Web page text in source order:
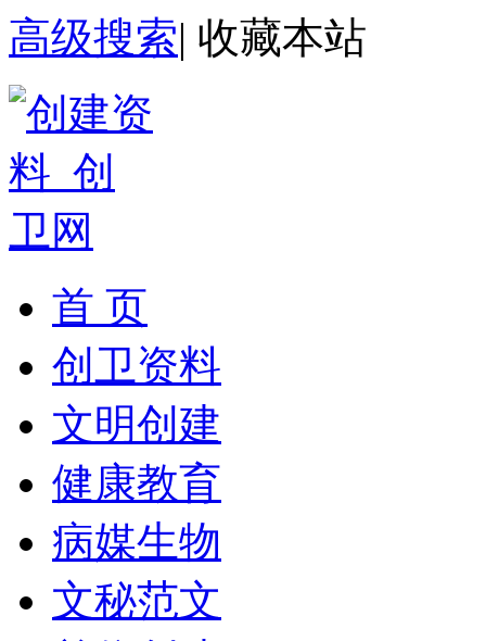
高级搜索| 收藏本站
首 页
创卫资料
文明创建
健康教育
病媒生物
文秘范文